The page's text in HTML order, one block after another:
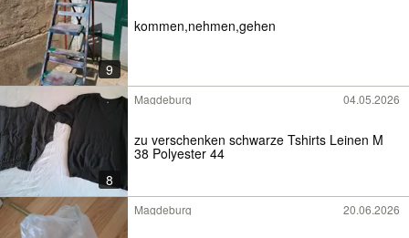
9
kommen,nehmen,gehen
8
Magdeburg 04.05.2026
zu verschenken schwarze Tshirts Leinen M
38 Polyester 44
Magdeburg 20.06.2026